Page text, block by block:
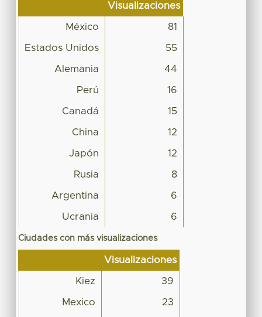
Visualizaciones
México 81
Estados Unidos 55
Alemania 44
Perú 16
Canadá 15
China 12
Japón 12
Rusia 8
Argentina 6
Ucrania 6
Ciudades con más visualizaciones
Visualizaciones
Kiez 39
Mexico 23